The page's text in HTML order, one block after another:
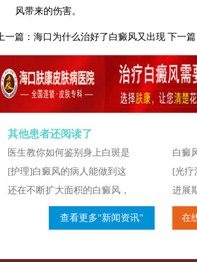
风带来的伤害。
上一篇： 海口为什么治好了白癜风又出现 下一篇
其他患者还阅读了
医生教你如何鉴别身上白斑是
白癜
[护理]白癜风的病人能做到这
[光疗
还在不断扩大面积的白癜风，
进展
查看更多"新闻资讯" 在